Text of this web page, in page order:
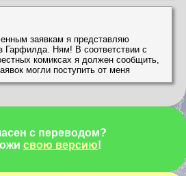
заявкам я представляю
Гарфилда. Ням! В соответствии с
комиксах я должен сообщить,
могли поступить от меня
с переводом?
свою версию!